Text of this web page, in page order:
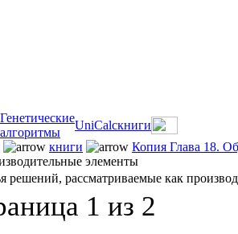
Генетические
алгоритмы
UniCalcкниги
книги
Копия Глава 18.
элементы
решений, рассматриваемые как
1 из 2